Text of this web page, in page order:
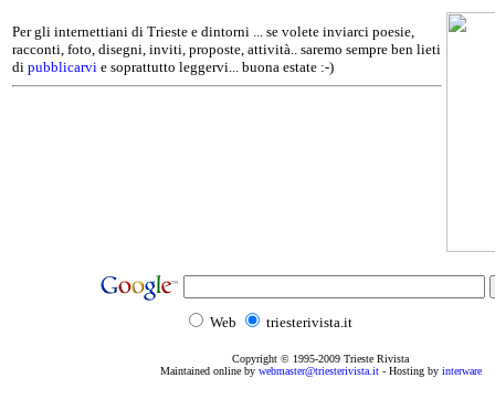
Per gli internettiani di Trieste e dintorni ... se volete inviarci poesie,
racconti, foto, disegni, inviti, proposte, attività.. saremo sempre ben lieti
di pubblicarvi e soprattutto leggervi... buona estate :-)
Web triesterivista.it
Copyright © 1995-2009 Trieste Rivista
Maintained online by webmaster@triesterivista.it- Hosting by interware